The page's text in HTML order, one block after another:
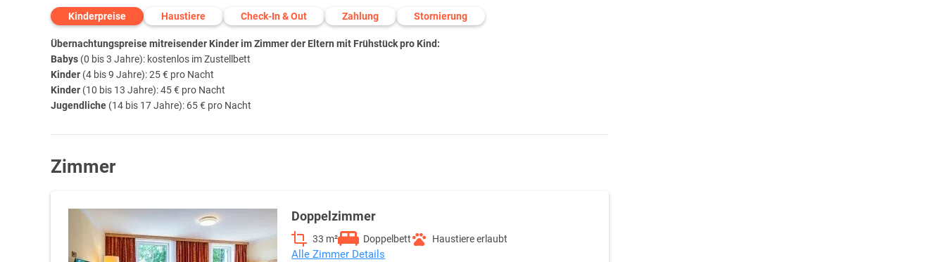
Kinderpreise Haustiere Check-In & Out Zahlung Stornierung
Übernachtungspreise mitreisender Kinder im Zimmer der Eltern mit Frühstück pro Kind:
Babys (0 bis 3 Jahre): kostenlos im Zustellbett
Kinder (4 bis 9 Jahre): 25 € pro Nacht
Kinder (10 bis 13 Jahre): 45 € pro Nacht
Jugendliche (14 bis 17 Jahre): 65 € pro Nacht
Zimmer
Doppelzimmer
33 m² Doppelbett Haustiere erlaubt
Alle Zimmer Details